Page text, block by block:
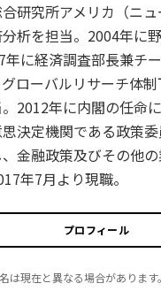
研究所アメリカ（ニ
析を担当。2004年に
年に経済調査部長兼チ
ローバルリサーチ体
2012年に内閣の任命
決定機関である政策
金融政策及びその他
年7月より現職。
プロフィール
は現在と異なる場合があります。